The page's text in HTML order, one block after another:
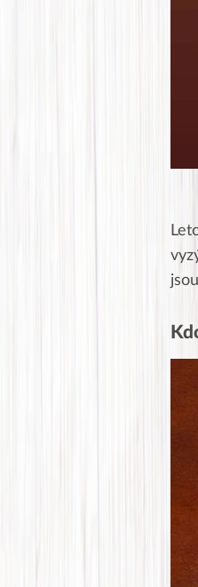
jsou